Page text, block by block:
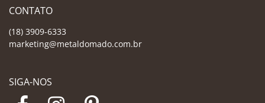
CONTATO
(18) 3909-6333
marketing@metaldomado.com.br
SIGA-NOS